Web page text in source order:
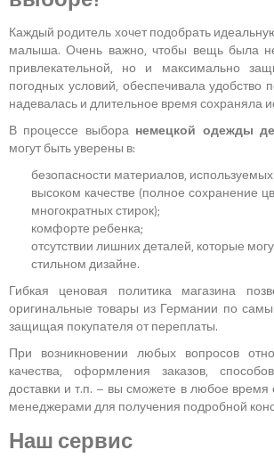
Каждый родитель хочет подобрать
малыша. Очень важно, чтобы вещь была
привлекательной, но и максимально
погодных условий, обеспечивала удобство
надевалась и длительное время сохраняла
В процессе выбора немецкой одежды
могут быть уверены в:
безопасности материалов,
высоком качестве (полное сохранение
многократных стирок);
комфорте ребенка;
отсутствии лишних деталей, которые
стильном дизайне.
Гибкая ценовая политика магазина
оригинальные товары из Германии по
защищая покупателя от переплаты.
При возникновении любых вопросов
качества, оформления заказов,
доставки и т.п. – вы сможете в любое время
менеджерами для получения подробной
Наш сервис